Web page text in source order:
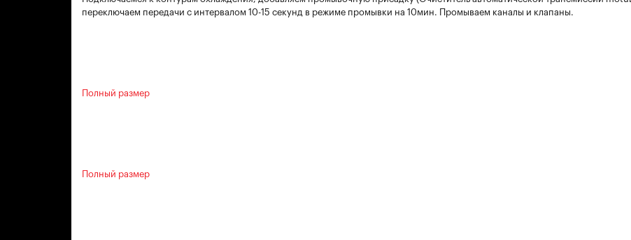
переключаем передачи с интервалом 10-15 секунд в режиме промывки на 10мин. Промываем каналы и клапаны.
Полный размер
Полный размер